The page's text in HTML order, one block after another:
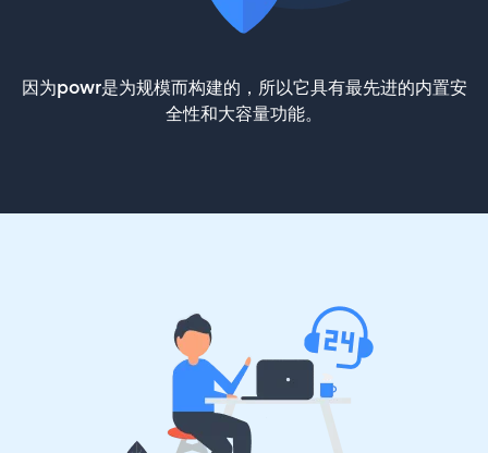
因为powr是为规模而构建的，所以它具有最先进的内置安
全性和大容量功能。